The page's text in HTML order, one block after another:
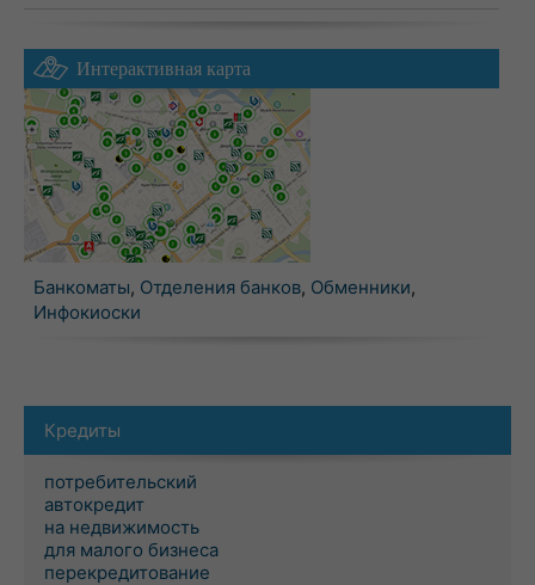
Интерактивная карта
Банкоматы, Отделения банков, Обменники,
Инфокиоски
Кредиты
потребительский
автокредит
на недвижимость
для малого бизнеса
перекредитование